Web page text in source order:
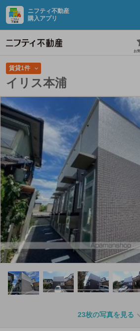
ニフティ不動産
購入アプリ
お
賃貸1件
イリス本浦
23枚の写真を見る